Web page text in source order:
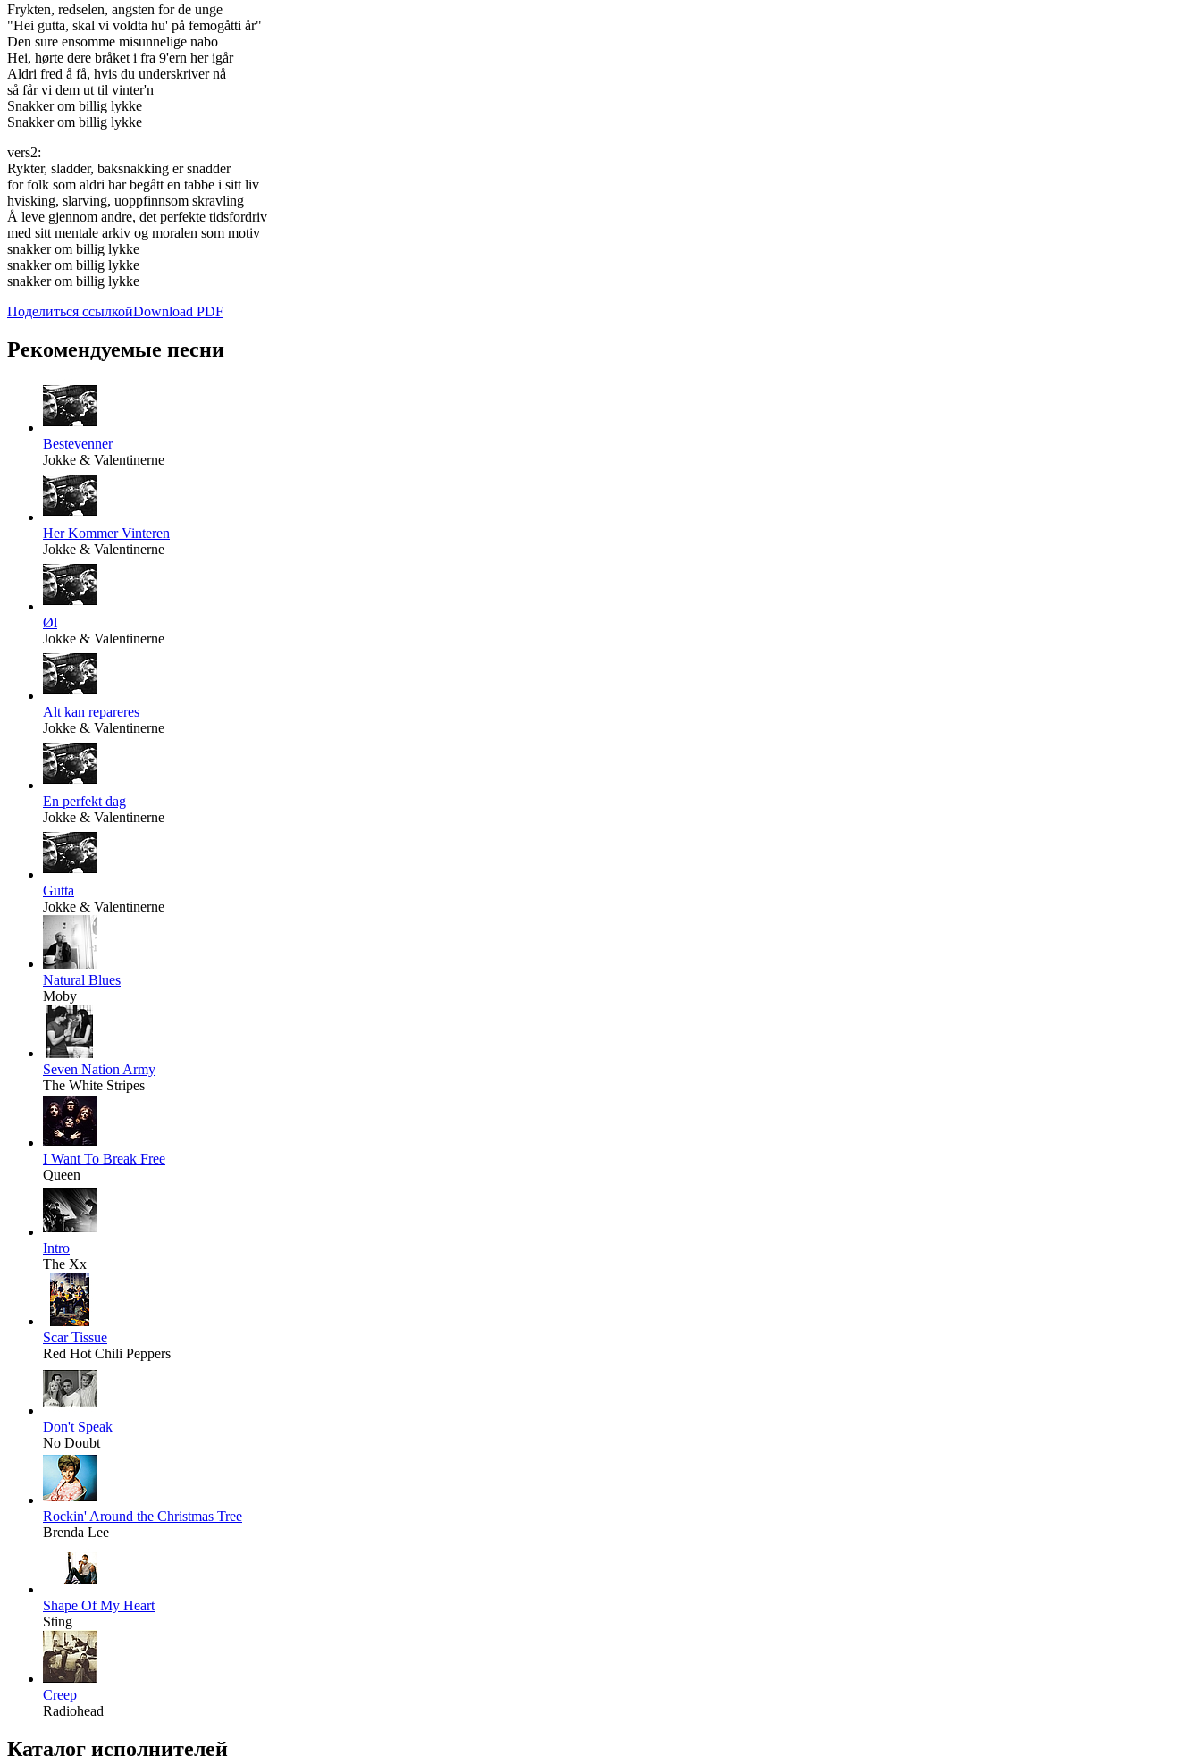
Frykten, redselen, angsten for de unge
"Hei gutta, skal vi voldta hu' på femogåtti år"
Den sure ensomme misunnelige nabo
Hei, hørte dere bråket i fra 9'ern her igår
Aldri fred å få, hvis du underskriver nå
så får vi dem ut til vinter'n
Snakker om billig lykke
Snakker om billig lykke
vers2:
Rykter, sladder, baksnakking er snadder
for folk som aldri har begått en tabbe i sitt liv
hvisking, slarving, uoppfinnsom skravling
Å leve gjennom andre, det perfekte tidsfordriv
med sitt mentale arkiv og moralen som motiv
snakker om billig lykke
snakker om billig lykke
snakker om billig lykke
Поделиться ссылкойDownload PDF
Рекомендуемые песни
Bestevenner
Jokke & Valentinerne
Her Kommer Vinteren
Jokke & Valentinerne
Øl
Jokke & Valentinerne
Alt kan repareres
Jokke & Valentinerne
En perfekt dag
Jokke & Valentinerne
Gutta
Jokke & Valentinerne
Natural Blues
Moby
Seven Nation Army
The White Stripes
I Want To Break Free
Queen
Intro
The Xx
Scar Tissue
Red Hot Chili Peppers
Don't Speak
No Doubt
Rockin' Around the Christmas Tree
Brenda Lee
Shape Of My Heart
Sting
Creep
Radiohead
Каталог исполнителей